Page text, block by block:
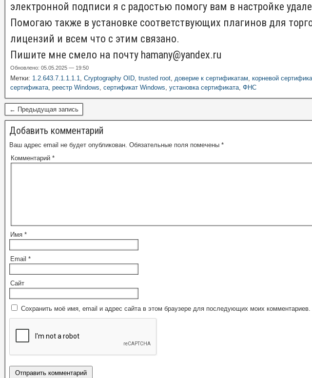
электронной подписи я с радостью помогу вам в настройке
Помогаю также в установке соответствующих плагинов для
лицензий и всем что с этим связано.
Пишите мне смело на почту hamany@yandex.ru
Обновлено: 05.05.2025 — 19:50
Метки: 1.2.643.7.1.1.1.1, Cryptography OID, trusted root, доверие к сертификатам, корневой
сертификата, реестр Windows, сертификат Windows, установка сертификата, ФНС
← Предыдущая запись
Добавить комментарий
Ваш адрес email не будет опубликован. Обязательные поля помечены *
Комментарий *
Имя *
Email *
Сайт
Сохранить моё имя, email и адрес сайта в этом браузере для последующих моих комментариев.